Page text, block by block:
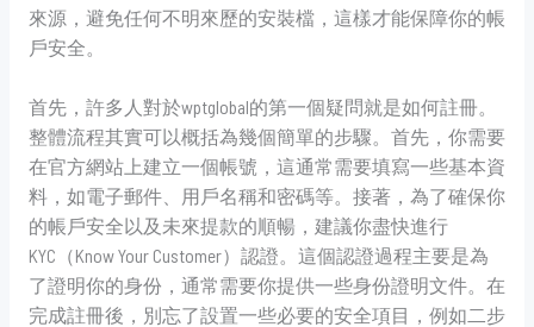
來源，避免任何不明來歷的安裝檔，這樣才能保障你的帳
戶安全。
首先，許多人對於wptglobal的第一個疑問就是如何註冊。
整體流程其實可以概括為幾個簡單的步驟。首先，你需要
在官方網站上建立一個帳號，這通常需要填寫一些基本資
料，如電子郵件、用戶名稱和密碼等。接著，為了確保你
的帳戶安全以及未來提款的順暢，建議你盡快進行
KYC（Know Your Customer）認證。這個認證過程主要是為
了證明你的身份，通常需要你提供一些身份證明文件。在
完成註冊後，別忘了設置一些必要的安全項目，例如二步